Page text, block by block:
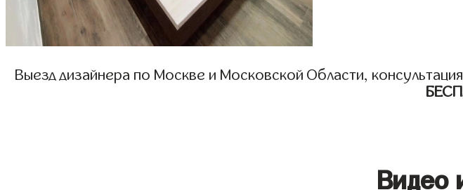
Выезд дизайнера по Москве и Московской Области,
Видео